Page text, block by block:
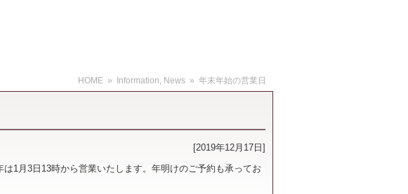
HOME » Information, News » 年末年始の営業日
[2019年12月17日]
1月3日13時から営業いたします。年明けのご予約も承ってお